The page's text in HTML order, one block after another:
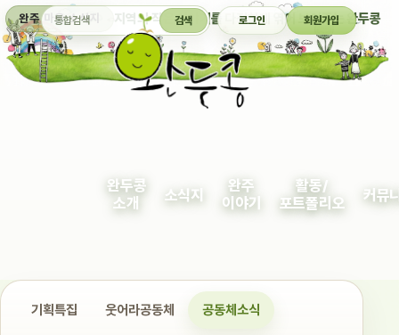
완주 마을 소식지 지역의 작은 이야기를 다정하게 엮어 보여주는 완두콩
통합검색 검색 로그인 회원가입
완두콩
소개
소식지
완주
이야기
활동/
포트폴리오
커뮤
기획특집 웃어라공동체 공동체소식